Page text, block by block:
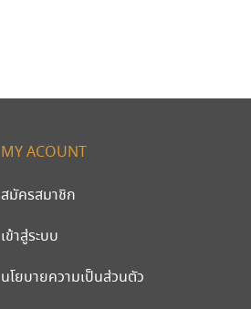
MY ACOUNT
สมัครสมาชิก
เข้าสู่ระบบ
นโยบายความเป็นส่วนตัว